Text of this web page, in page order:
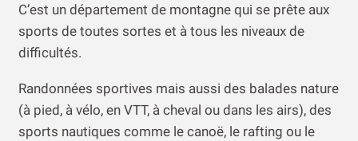
C’est un département de montagne qui se prête aux
sports de toutes sortes et à tous les niveaux de
difficultés.
Randonnées sportives mais aussi des balades nature
(à pied, à vélo, en VTT, à cheval ou dans les airs), des
sports nautiques comme le canoë, le rafting ou le